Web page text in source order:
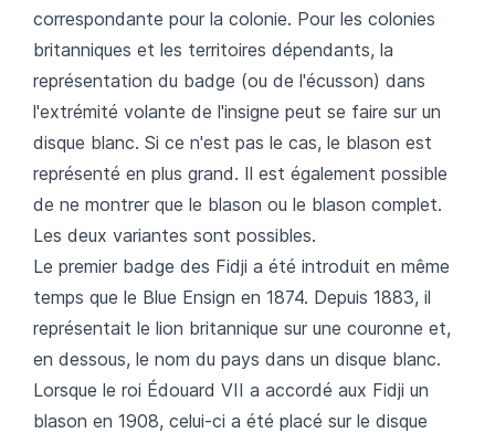
correspondante pour la colonie. Pour les colonies
britanniques et les territoires dépendants, la
représentation du badge (ou de l'écusson) dans
l'extrémité volante de l'insigne peut se faire sur un
disque blanc. Si ce n'est pas le cas, le blason est
représenté en plus grand. Il est également possible
de ne montrer que le blason ou le blason complet.
Les deux variantes sont possibles.
Le premier badge des Fidji a été introduit en même
temps que le Blue Ensign en 1874. Depuis 1883, il
représentait le lion britannique sur une couronne et,
en dessous, le nom du pays dans un disque blanc.
Lorsque le roi Édouard VII a accordé aux Fidji un
blason en 1908, celui-ci a été placé sur le disque